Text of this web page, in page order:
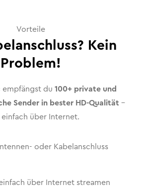
Vorteile
Kein
Problem!
empfängst du 100+ private und
Sender in bester HD-Qualität –
einfach über Internet.
oder Kabelanschluss
über Internet streamen